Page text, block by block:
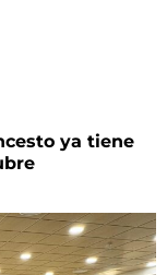
ya tiene